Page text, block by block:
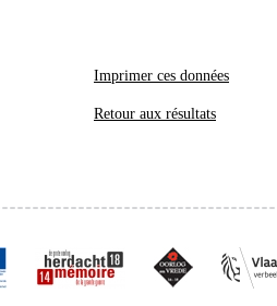
Imprimer ces données
Retour aux résultats